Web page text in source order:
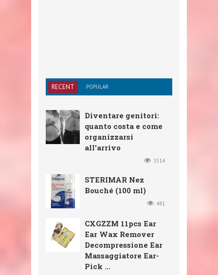
RECENT POPULAR
Diventare genitori:
quanto costa e come
organizzarsi
all’arrivo
1514
STERIMAR Nez
Bouché (100 ml)
481
CXGZZM 11pcs Ear
Ear Wax Remover
Decompressione Ear
Massaggiatore Ear-
Pick ...